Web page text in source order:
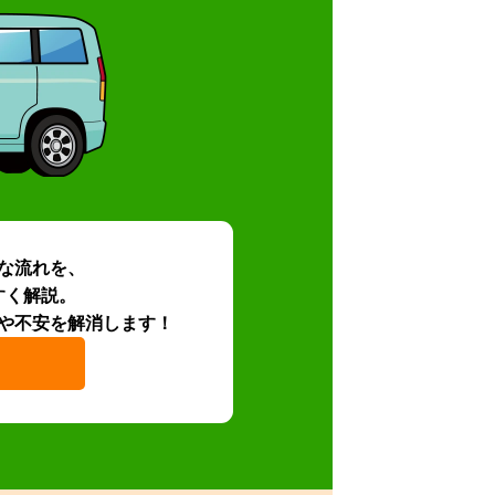
流れを、
解説。
不安を解消します！